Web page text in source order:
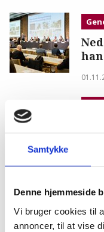
Samtykke
Denne hjemmeside
Vi bruger cookies til
annoncer, til at vise
DDD